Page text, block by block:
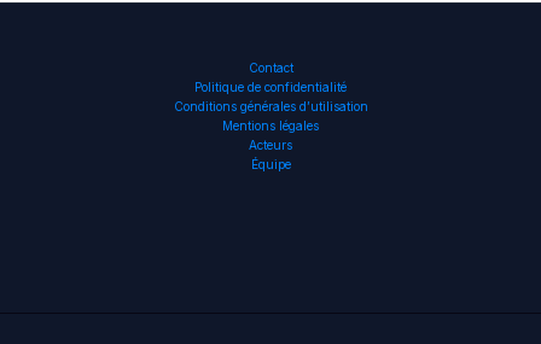
Contact
Politique de confidentialité
Conditions générales d’utilisation
Mentions légales
Acteurs
Équipe